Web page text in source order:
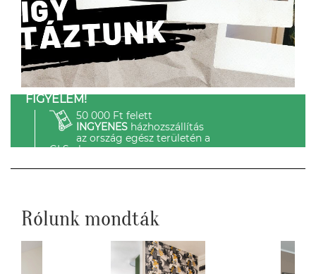
FIGYELEM!
50 000 Ft felett
INGYENESházhozszállítás
az ország egész területén a
GLS-el.
Rólunk mondták